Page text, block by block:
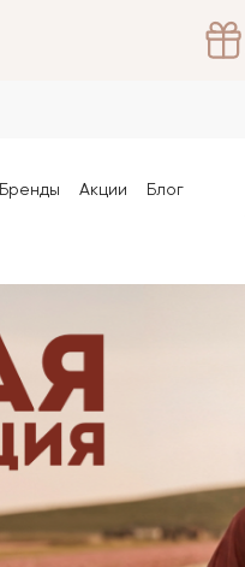
Бренды Акции
Блог